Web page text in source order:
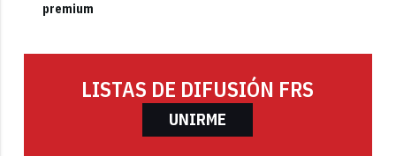
premium
LISTAS DE DIFUSIÓN FRS
UNIRME